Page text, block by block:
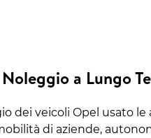
a Lungo
dei veicoli Opel usato
di aziende,